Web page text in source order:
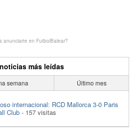
anunciarte en FutbolBalear?
más leídas
semana Último mes
internacional: RCD Mallorca 3-0 Paris
Club - 157 visitas